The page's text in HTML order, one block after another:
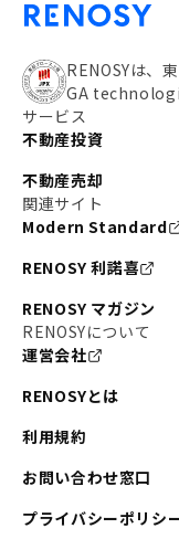
RENOSYは、
GA
サービス
不動産投資
不動産売却
関連サイト
Modern Standard
RENOSY 利諾喜
RENOSY マガジン
RENOSYについて
運営会社
RENOSYとは
利用規約
お問い合わせ窓口
プライバシーポリシ